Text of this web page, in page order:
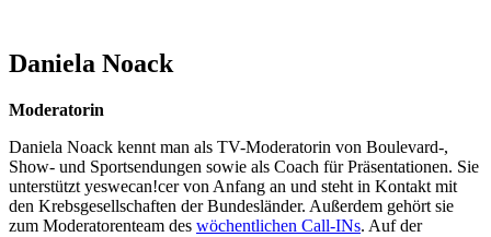
Daniela Noack
Moderatorin
Daniela Noack kennt man als TV-Moderatorin von Boulevard-,
Show- und Sportsendungen sowie als Coach für Präsentationen. Sie
unterstützt yeswecan!cer von Anfang an und steht in Kontakt mit
den Krebsgesellschaften der Bundesländer. Außerdem gehört sie
zum Moderatorenteam des wöchentlichen Call-INs. Auf der